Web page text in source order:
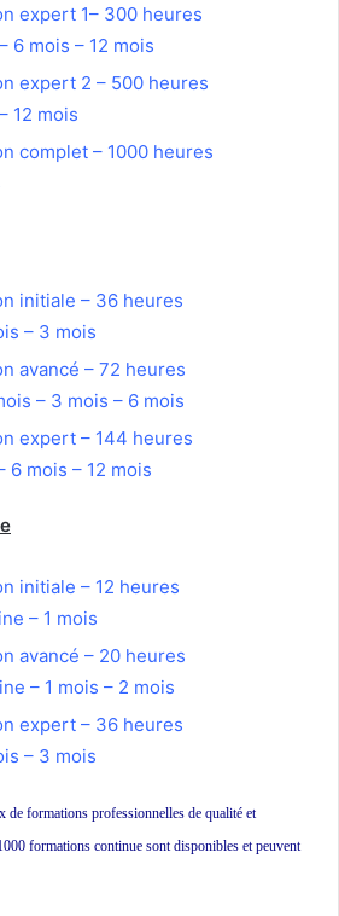
expert 1– 300 heures
6 mois – 12 mois
expert 2 – 500 heures
12 mois
complet – 1000 heures
initiale – 36 heures
– 3 mois
avancé – 72 heures
– 3 mois – 6 mois
expert – 144 heures
6 mois – 12 mois
initiale – 12 heures
– 1 mois
avancé – 20 heures
– 1 mois – 2 mois
expert – 36 heures
– 3 mois
de formations professionnelles de qualité et
formations continue sont disponibles et peuvent